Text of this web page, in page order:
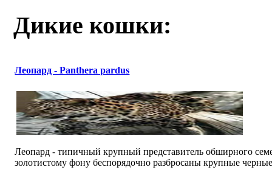
Дикие кошки:
Леопард - Panthera pardus
Леопард - типичный крупный представитель обширного
золотистому фону беспорядочно разбросаны крупные